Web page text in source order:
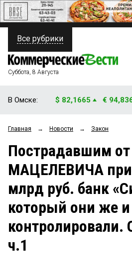
ПОЛИТИКА
ФИНАНСЫ
ОБЩЕСТВО
ЗАКОН
НОВОСТИ КОМПАНИЙ
ПРОИСШЕСТВИЯ
СТИЛЬ ЖИЗНИ
Все рубрики
Суббота, 8 Августа
В Омске: $ 82,1665 €
Главная → Новости → Закон
Пострадавшим
МАЦЕЛЕВИЧА
млрд руб. банк
который они же и
контролировали.
ч.1